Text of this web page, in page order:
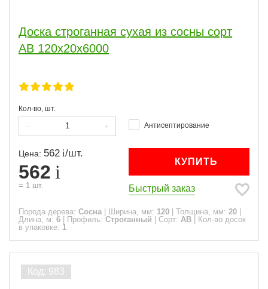
Доска строганная сухая из сосны сорт
АВ 120x20x6000
Кол-во, шт.
Антисептирование
Цена: 562 /шт.
562
= 1 шт.
КУПИТЬ
Быстрый заказ
Порода дерева: Сосна Ширина, мм: 120 Толщина, мм: 20
Длина, м: 6 Профиль: Строганный Сорт: АВ
Кол-во досок
в упаковке: 1